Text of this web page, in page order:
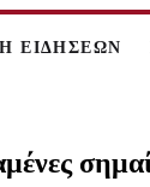
ΕΙΔΗΣΕΩΝ